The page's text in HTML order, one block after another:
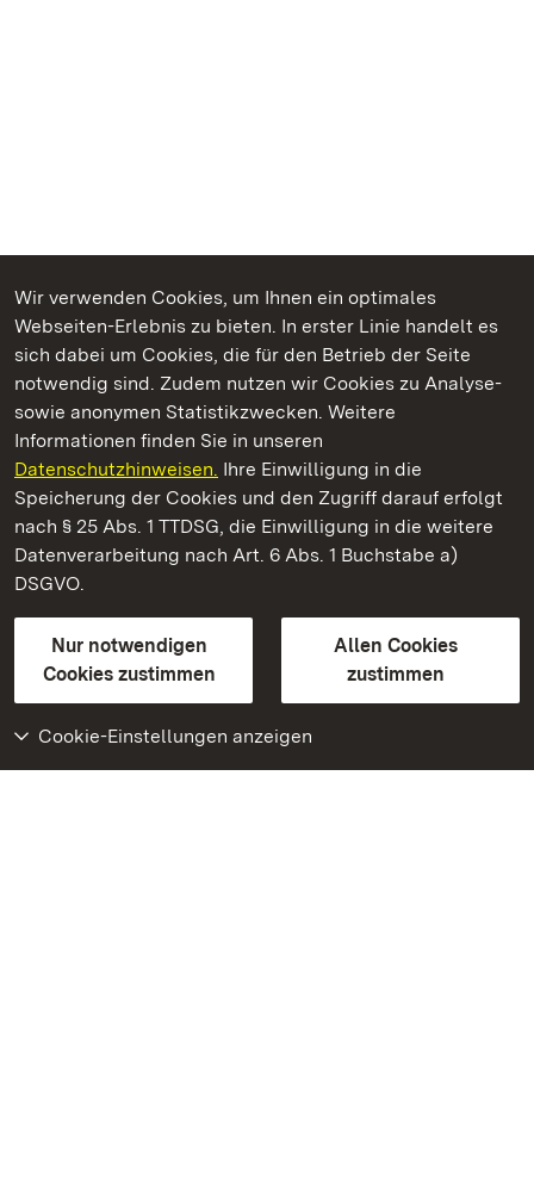
Wir verwenden Cookies, um Ihnen ein optimales
Webseiten-Erlebnis zu bieten. In erster Linie handelt es
sich dabei um Cookies, die für den Betrieb der Seite
notwendig sind. Zudem nutzen wir Cookies zu Analyse-
sowie anonymen Statistikzwecken. Weitere
Informationen finden Sie in unseren
Datenschutzhinweisen. Ihre Einwilligung in die
Speicherung der Cookies und den Zugriff darauf erfolgt
nach § 25 Abs. 1 TTDSG, die Einwilligung in die weitere
Datenverarbeitung nach Art. 6 Abs. 1 Buchstabe a)
DSGVO.
Nur notwendigen
Cookies zustimmen
Allen Cookies
zustimmen
Cookie-Einstellungen anzeigen
Kommen. Staunen. Genießen.
Staatliche Schlösser und Gärten Baden‑Württemberg
Staatliche Schlösser und Gärten Baden-Württemberg
Kontakt
GebärdenspracheLeichte Sprache
Erklärung zur Barrierefreiheit
BITV-konform (geprüfte Seiten)
Weiteres